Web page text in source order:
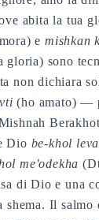
abita la tua
emishkan
gloria) sono
non dichiara
(ho amato) —
Dio be-khol
me'odekha
di Dio e una
shema. Il salmo